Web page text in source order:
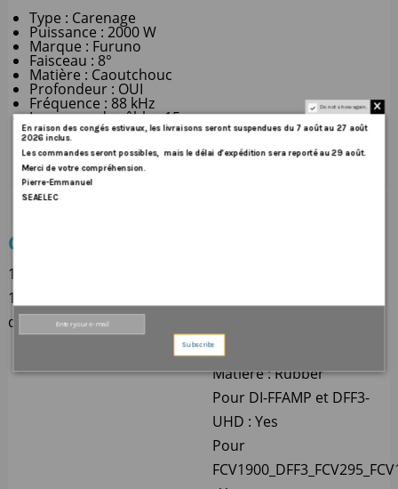
Type : Carenage
Puissance : 2000 W
Marque : Furuno
Faisceau : 8°
Matière : Caoutchouc
Profondeur : OUI
Fréquence : 88 kHz
Longueur de câble : 15 m
CONTENU
1 X Sonde
1 X Câble d'alimentation
de 15m
Céramique : 0 °
Fréquence : Medium kHz
Matière : Rubber
Pour DI-FFAMP et DFF3-
UHD : Yes
Pour
Do not show again.
En raison des congés estivaux, les livraisons seront suspendues du 7 août au 27 août
2026 inclus.
Les commandes seront possibles, mais le délai d’expédition sera reporté au 29 août.
Merci de votre compréhension.
Pierre-Emmanuel
SEAELEC
Subscribe